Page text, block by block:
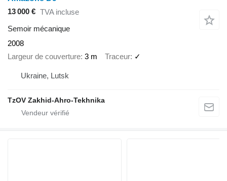
13 000 € TVA incluse
Semoir mécanique
2008
Largeur de couverture 3 m Traceur ✓
Ukraine, Lutsk
TzOV Zakhid-Ahro-Tekhnika